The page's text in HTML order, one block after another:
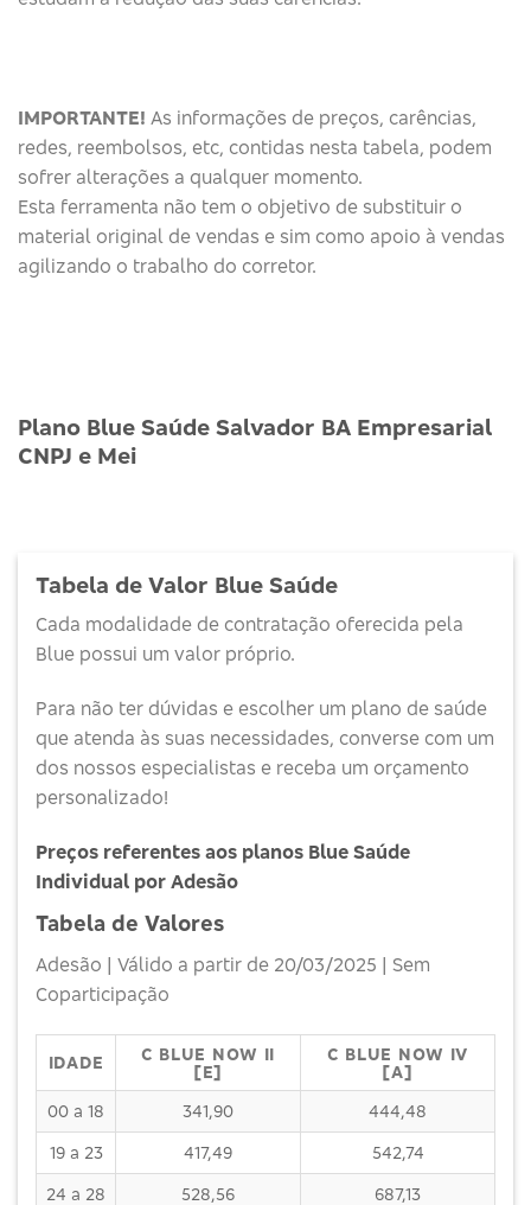
IMPORTANTE! As informações de preços, carências,
redes, reembolsos, etc, contidas nesta tabela, podem
sofrer alterações a qualquer momento.
Esta ferramenta não tem o objetivo de substituir o
material original de vendas e sim como apoio à vendas
agilizando o trabalho do corretor.
Plano Blue Saúde Salvador BA Empresarial
CNPJ e Mei
Tabela de Valor Blue Saúde
Cada modalidade de contratação oferecida pela
Blue possui um valor próprio.
Para não ter dúvidas e escolher um plano de saúde
que atenda às suas necessidades, converse com um
dos nossos especialistas e receba um orçamento
personalizado!
Preços referentes aos planos Blue Saúde
Individual por Adesão
Tabela de Valores
Adesão | Válido a partir de 20/03/2025 | Sem
Coparticipação
IDADE
C BLUE NOW II
[E]
C BLUE NOW IV
[A]
00 a 18
341,90 444,48
19 a 23 417,49 542,74
24 a 28 528,56 687,13